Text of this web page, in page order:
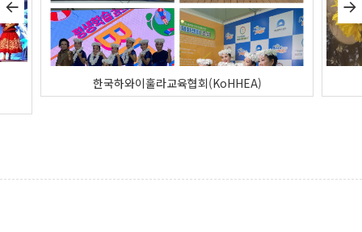
한국하와이훌라교육협회(KoHHEA)